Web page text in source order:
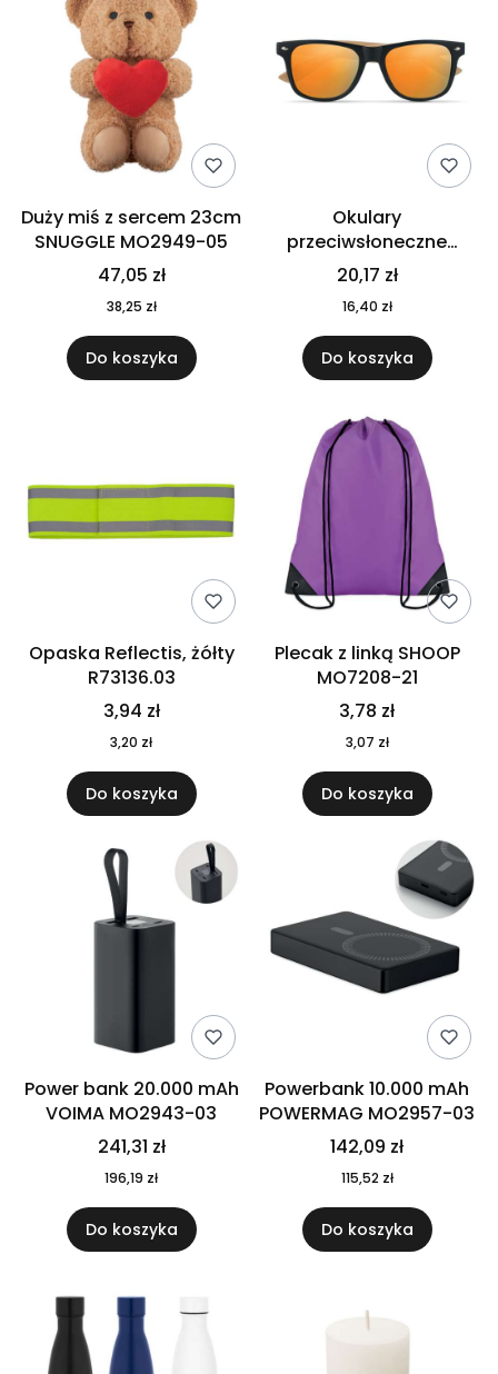
Duży miś z sercem 23cm
SNUGGLE MO2949-05
47,05 zł
38,25 zł
Do koszyka
Okulary
przeciwsłoneczne
CALIFORNIA TOUCH
MO9617-10
20,17 zł
16,40 zł
Do koszyka
Opaska Reflectis, żółty
R73136.03
3,94 zł
3,20 zł
Do koszyka
Plecak z linką SHOOP
MO7208-21
3,78 zł
3,07 zł
Do koszyka
Power bank 20.000 mAh
VOIMA MO2943-03
241,31 zł
196,19 zł
Do koszyka
Powerbank 10.000 mAh
POWERMAG MO2957-03
142,09 zł
115,52 zł
Do koszyka